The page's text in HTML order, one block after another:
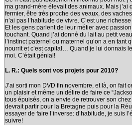
ma grand-mère élevait des animaux. Mais j’ai
fermier, être très proche des veaux, des
n’ai pas l’habitude de vivre. C’est une
Et les gens parlent de leur métier avec
touchant. Quand j’ai donné du lait au petit
l’instinct paternel ou maternel qu’on a en tant
nourrit et c’est capital… Quand je lui donnais
moi. C’était génial!
L. R.: Quels sont vos projets pour 2010?
J’ai sorti mon DVD fin novembre, et là, on fait
un plaisir et même un délire de faire ce
tous épuisés, on a envie de retrouver son
devrait partir pour la Bretagne puis pour la
essayer de faire l’inverse: d’habitude, je suis
suivre!